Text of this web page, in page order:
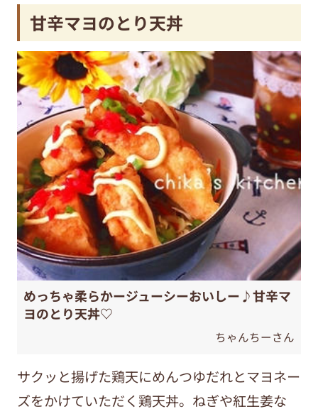
甘辛マヨのとり天丼
めっちゃ柔らかージューシーおいしー♪甘辛マ
ヨのとり天丼♡
ちゃんちーさん
サクッと揚げた鶏天にめんつゆだれとマヨネー
ズをかけていただく鶏天丼。ねぎや紅生姜な